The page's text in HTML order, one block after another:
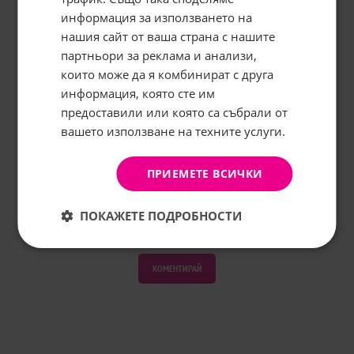
Отзиви към продукт
КОМЕНТИРАЙ
информация за използването на
нашия сайт от ваша страна с нашите
партньори за реклама и анализи,
които може да я комбинират с друга
информация, която сте им
предоставили или която са събрали от
вашето използване на техните услуги.
ПРИЕМЕТЕ ВСИЧКИ
ПОКАЖЕТЕ ПОДРОБНОСТИ
Абонирайте се за бюлетина и
грабнете-5%отстъпка!
АБОНИРАНЕ
Не, благодаря